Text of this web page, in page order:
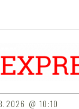
10:10